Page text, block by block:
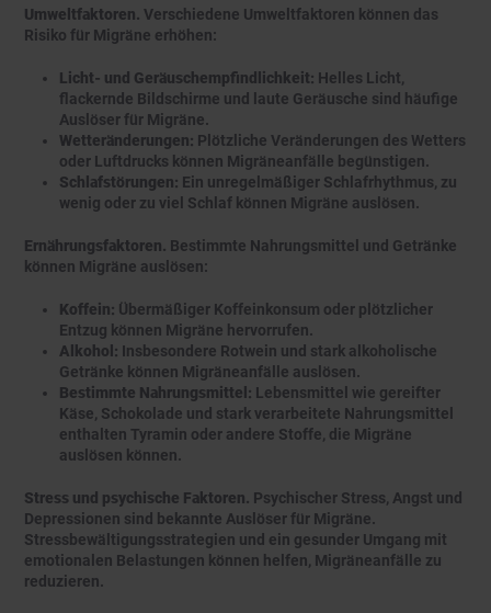
Umweltfaktoren. Verschiedene Umweltfaktoren können das
Risiko für Migräne erhöhen:
Licht- und Geräuschempfindlichkeit: Helles Licht,
flackernde Bildschirme und laute Geräusche sind häufige
Auslöser für Migräne.
Wetteränderungen: Plötzliche Veränderungen des Wetters
oder Luftdrucks können Migräneanfälle begünstigen.
Schlafstörungen: Ein unregelmäßiger Schlafrhythmus, zu
wenig oder zu viel Schlaf können Migräne auslösen.
Ernährungsfaktoren. Bestimmte Nahrungsmittel und Getränke
können Migräne auslösen:
Koffein: Übermäßiger Koffeinkonsum oder plötzlicher
Entzug können Migräne hervorrufen.
Alkohol: Insbesondere Rotwein und stark alkoholische
Getränke können Migräneanfälle auslösen.
Bestimmte Nahrungsmittel: Lebensmittel wie gereifter
Käse, Schokolade und stark verarbeitete Nahrungsmittel
enthalten Tyramin oder andere Stoffe, die Migräne
auslösen können.
Stress und psychische Faktoren. Psychischer Stress, Angst und
Depressionen sind bekannte Auslöser für Migräne.
Stressbewältigungsstrategien und ein gesunder Umgang mit
emotionalen Belastungen können helfen, Migräneanfälle zu
reduzieren.